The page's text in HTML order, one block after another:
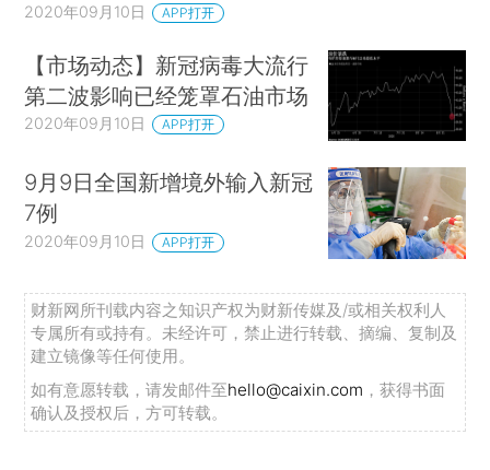
2020年09月10日 APP打开
【市场动态】新冠病毒大流行
第二波影响已经笼罩石油市场
2020年09月10日 APP打开
9月9日全国新增境外输入新冠
7例
2020年09月10日 APP打开
财新网所刊载内容之知识产权为财新传媒及/或相关权利人
专属所有或持有。未经许可，禁止进行转载、摘编、复制及
建立镜像等任何使用。
如有意愿转载，请发邮件至hello@caixin.com ，获得书面
确认及授权后，方可转载。